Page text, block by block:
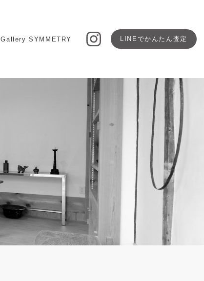
Gallery SYMMETRY LINEでかんたん査定